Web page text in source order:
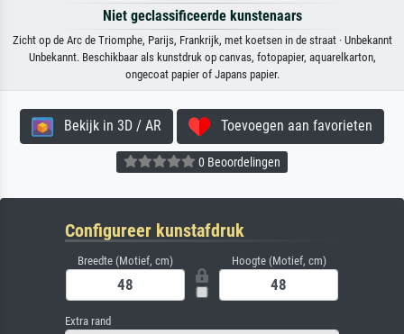
Niet geclassificeerde kunstenaars
Zicht op de Arc de Triomphe, Parijs, Frankrijk, met koetsen in de straat · Unbekannt
Unbekannt. Beschikbaar als kunstdruk op canvas, fotopapier, aquarelkarton,
ongecoat papier of Japans papier.
Bekijk in 3D / AR Toevoegen aan favorieten
0 Beoordelingen
Configureer kunstafdruk
Breedte (Motief, cm) Hoogte (Motief, cm)
Extra rand